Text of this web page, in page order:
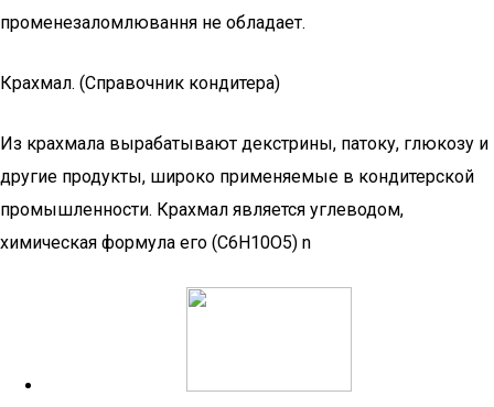
променезаломлювання не обладает.
Крахмал. (Справочник кондитера)
Из крахмала вырабатывают декстрины, патоку, глюкозу и
дру­гие продукты, широко применяемые в кондитерской
промышленно­сти. Крахмал является углеводом,
химическая формула его (С6Н10О5) n